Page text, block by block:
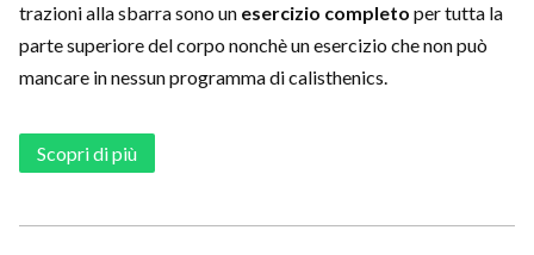
trazioni alla sbarra sono un esercizio completo per tutta la
parte superiore del corpo nonchè un esercizio che non può
mancare in nessun programma di calisthenics.
Scopri di più